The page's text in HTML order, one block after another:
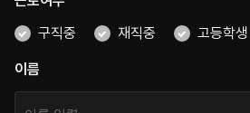
구직중
재직중 고등학생
이름